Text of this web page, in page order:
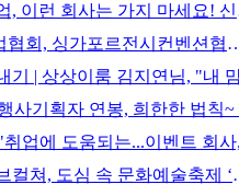
행사기
부산컨벤션산업협회, 싱가포르전시컨벤션협회
문화기획사 무브컬